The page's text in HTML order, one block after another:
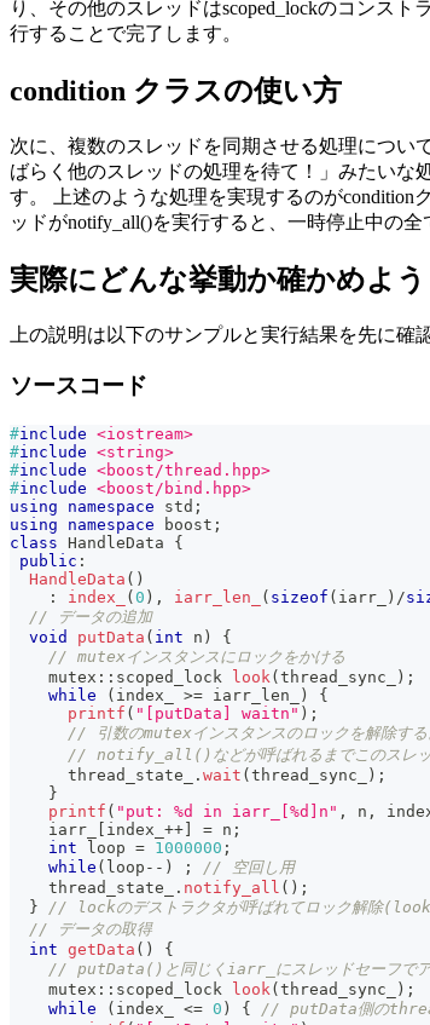
り、その他のスレッドはscoped_lockのコンス
行することで完了します。
condition クラスの使い方
次に、複数のスレッドを同期させる処理につい
ばらく他のスレッドの処理を待て！」みたいな
す。 上述のような処理を実現するのがcondition
ッドがnotify_all()を実行すると、一時停止中の
実際にどんな挙動か確かめよう
上の説明は以下のサンプルと実行結果を先に確
ソースコード
#include <iostream>
#include <string>
#include <boost/thread.hpp>
#include <boost/bind.hpp>
using
namespace std ;
using
namespace boost ;
class HandleData
{
public :
HandleData ( )
:
index_ ( 0 ) , iarr_len_ ( sizeof ( iarr_ ) /
// データの追加
void
putData ( int n )
{
// mutexインスタンスにロックをかける
    mutex
:: scoped_lock look( thread_sync_ ) ;
while
( index_ >= iarr_len_ )
{
printf ( "[putData] waitn" ) ;
// 引数のmutexインスタンスのロックを解除する
// notify_all()などが呼ばれるまでこのスレッ
      thread_state_
. wait ( thread_sync_ ) ;
}
printf ( "put: %d in iarr_[%d]n" , n ,
    iarr_
index_ ++ = n ;
int loop = 1000000 ;
while ( loop -- ) ;
// 空回し用
    thread_state_
. notify_all ( ) ;
}
// lockのデストラクタが呼ばれてロック解除(look
// データの取得
int getData ( )
{
// putData()と同じくiarr_にスレッドセーフでア
    mutex
:: scoped_lock look( thread_sync_ ) ;
while
( index_ <= 0 ) {
// putData側の